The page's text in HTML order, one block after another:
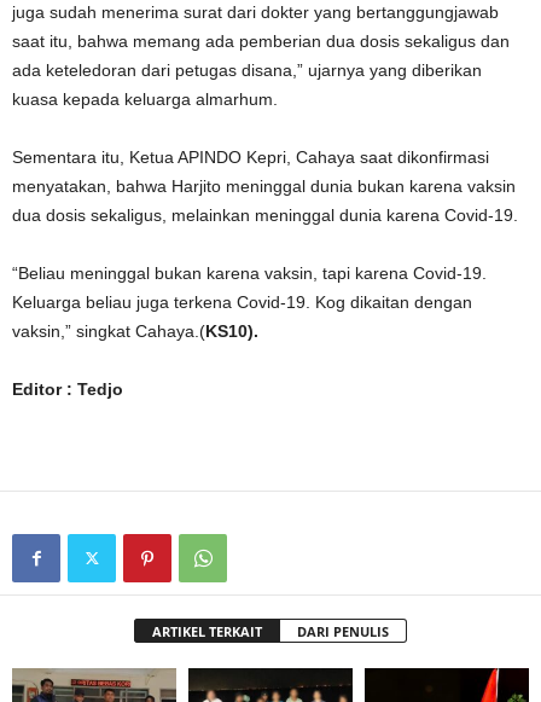
juga sudah menerima surat dari dokter yang bertanggungjawab
saat itu, bahwa memang ada pemberian dua dosis sekaligus dan
ada keteledoran dari petugas disana,” ujarnya yang diberikan
kuasa kepada keluarga almarhum.
Sementara itu, Ketua APINDO Kepri, Cahaya saat dikonfirmasi
menyatakan, bahwa Harjito meninggal dunia bukan karena vaksin
dua dosis sekaligus, melainkan meninggal dunia karena Covid-19.
“Beliau meninggal bukan karena vaksin, tapi karena Covid-19.
Keluarga beliau juga terkena Covid-19. Kog dikaitan dengan
vaksin,” singkat Cahaya.(KS10).
Editor : Tedjo
ARTIKEL TERKAIT DARI PENULIS